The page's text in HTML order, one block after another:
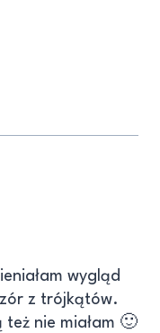
wygląd
z trójkątów.
nie miałam 🙂